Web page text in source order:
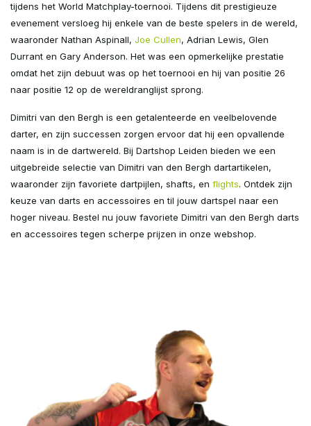
tijdens het World Matchplay-toernooi. Tijdens dit prestigieuze
evenement versloeg hij enkele van de beste spelers in de wereld,
waaronder Nathan Aspinall, Joe Cullen, Adrian Lewis, Glen
Durrant en Gary Anderson. Het was een opmerkelijke prestatie
omdat het zijn debuut was op het toernooi en hij van positie 26
naar positie 12 op de wereldranglijst sprong.
Dimitri van den Bergh is een getalenteerde en veelbelovende
darter, en zijn successen zorgen ervoor dat hij een opvallende
naam is in de dartwereld. Bij Dartshop Leiden bieden we een
uitgebreide selectie van Dimitri van den Bergh dartartikelen,
waaronder zijn favoriete dartpijlen, shafts, en flights. Ontdek zijn
keuze van darts en accessoires en til jouw dartspel naar een
hoger niveau. Bestel nu jouw favoriete Dimitri van den Bergh darts
en accessoires tegen scherpe prijzen in onze webshop.